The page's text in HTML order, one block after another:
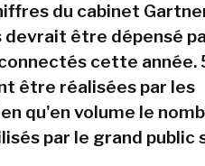
du cabinet
être dépensé
cette année.
être réalisées par les
qu'en volume le
par le grand public